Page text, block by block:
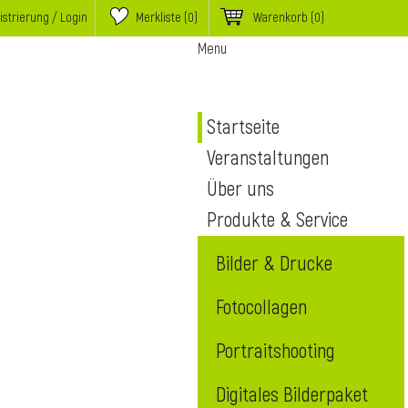
/ Login Merkliste (0) Warenkorb (0)
Menu
Startseite
Veranstaltungen
Über uns
Produkte & Service
Bilder & Drucke
Fotocollagen
Portraitshooting
Digitales Bilderpaket